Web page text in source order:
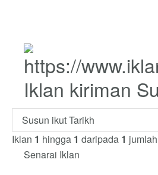
Iklan kiriman
Iklan 1 hingga 1 daripada 1
Senarai Iklan